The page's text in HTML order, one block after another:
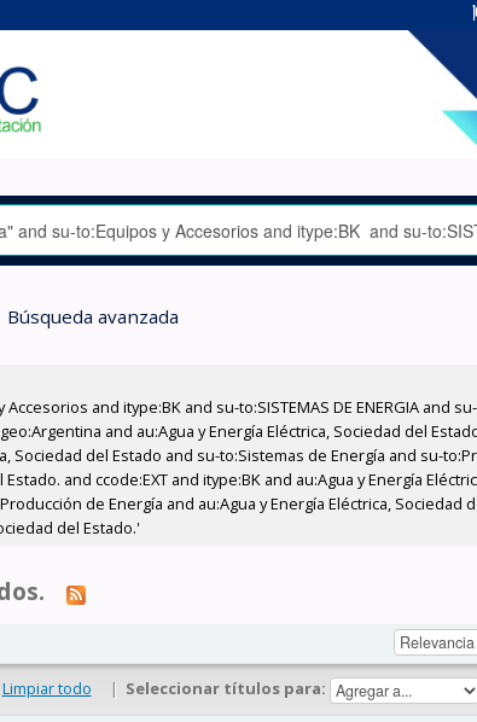
Búsqueda avanzada
and itype:BK and su-to:SISTEMAS DE ENERGIA and
and au:Agua y Energía Eléctrica, Sociedad del
Sociedad del Estado and su-to:Sistemas de Energía and su-
and ccode:EXT and itype:BK and au:Agua y Energía
de Energía and au:Agua y Energía Eléctrica, Sociedad
del Estado.'
Limpiar todo | Seleccionar títulos para: